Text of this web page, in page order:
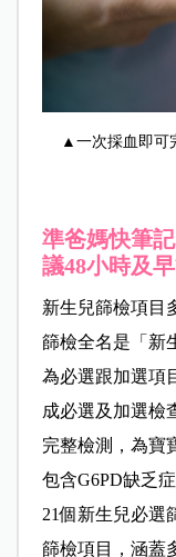
▲一次採血即可
準爸媽快筆
議48小時及早
新生兒篩檢項目
篩檢全名是「新
為必選跟加選項
成必選及加選檢
完整檢測，為寶
包含G6PD缺乏
21個新生兒必選
篩檢項目，涵蓋